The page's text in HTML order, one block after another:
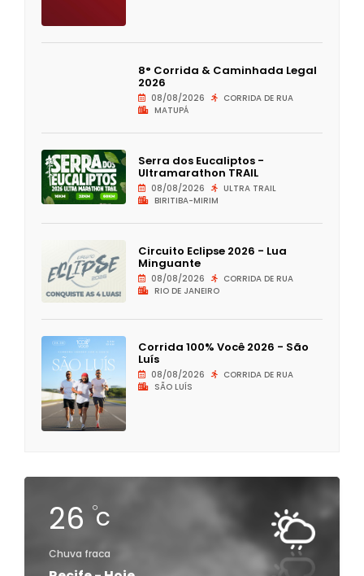
8° Corrida & Caminhada Legal
2026
08/08/2026
CORRIDA DE RUA
MATUPÁ
Serra dos Eucaliptos -
Ultramarathon TRAIL
08/08/2026
ULTRA TRAIL
BIRITIBA-MIRIM
Circuito Eclipse 2026 - Lua
Minguante
08/08/2026
CORRIDA DE RUA
RIO DE JANEIRO
Corrida 100% Você 2026 - São
Luís
08/08/2026
CORRIDA DE RUA
SÃO LUÍS
26 c
Chuva fraca